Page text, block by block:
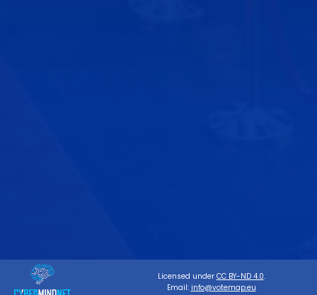
Licensed under CC BY-ND 4.0.
Email: info@votemap.eu